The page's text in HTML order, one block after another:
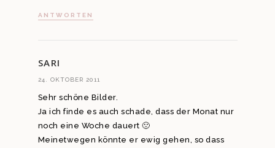
ANTWORTEN
SARI
24. OKTOBER 2011
Sehr schöne Bilder.
Ja ich finde es auch schade, dass der Monat nur
noch eine Woche dauert 🙁
Meinetwegen könnte er ewig gehen, so dass